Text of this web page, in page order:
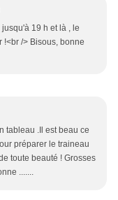
19 h et là , le
!<br /> Bisous, bonne
tableau .Il est beau ce
préparer le traineau
toute beauté ! Grosses
.......